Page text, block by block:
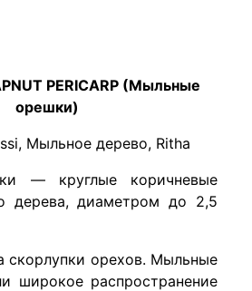
PERICARP (Мыльные
орешки)
Мыльное дерево, Ritha
— круглые коричневые
дерева, диаметром до 2,5
скорлупки орехов. Мыльные
широкое распространение